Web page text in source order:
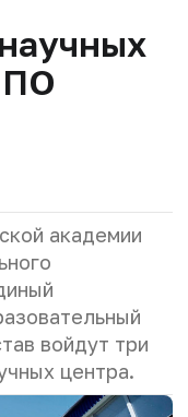
академии
войдут три
центра.